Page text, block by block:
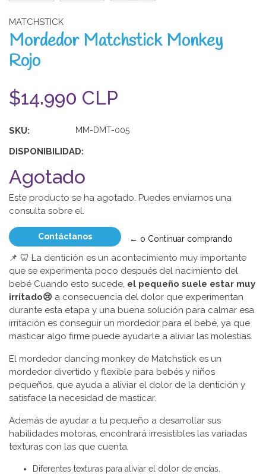
MATCHSTICK
Mordedor Matchstick Monkey
Rojo
$14.990 CLP
SKU: MM-DMT-005
DISPONIBILIDAD:
Agotado
Este producto se ha agotado. Puedes enviarnos una
consulta sobre el.
Contáctanos ← o Continuar comprando
📌 🦷 La dentición es un acontecimiento muy importante
que se experimenta poco después del nacimiento del
bebé Cuando esto sucede, el pequeño suele estar muy
irritado😢 a consecuencia del dolor que experimentan
durante esta etapa y una buena solución para calmar esa
irritación es conseguir un mordedor para el bebé, ya que
masticar algo firme puede ayudarle a aliviar las molestias.
El mordedor dancing monkey de Matchstick es un
mordedor divertido y flexible para bebés y niños
pequeños, que ayuda a aliviar el dolor de la dentición y
satisface la necesidad de masticar.
Además de ayudar a tu pequeño a desarrollar sus
habilidades motoras, encontrará irresistibles las variadas
texturas con las que cuenta.
Diferentes texturas para aliviar el dolor de encías.